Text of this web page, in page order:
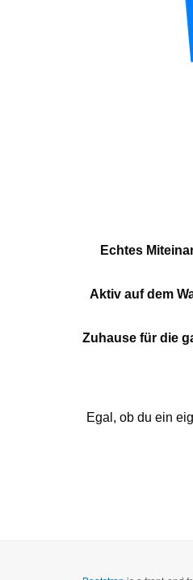
Echtes
Aktiv auf dem
Zuhause für die
Egal, ob du ein